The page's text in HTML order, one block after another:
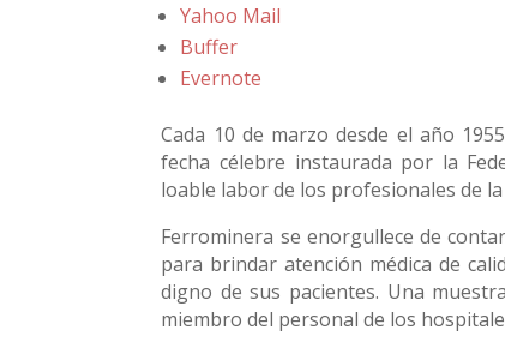
Yahoo Mail
Buffer
Evernote
Cada 10 de marzo desde el año
fecha célebre instaurada por la
loable labor de los profesionales de
Ferrominera se enorgullece de
para brindar atención médica de
digno de sus pacientes. Una
miembro del personal de los